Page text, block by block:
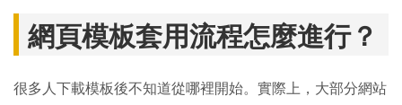
網頁模板套用流程怎麼進行？
很多人下載模板後不知道從哪裡開始。實際上，大部分網站